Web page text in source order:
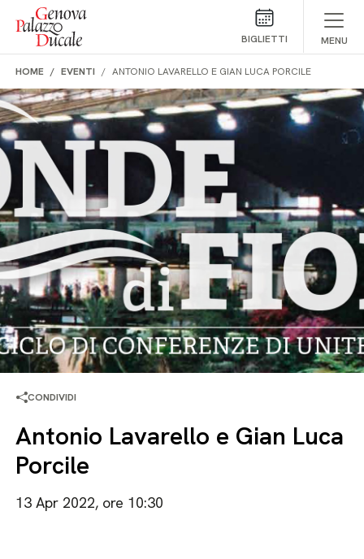
Salta al contenuto
BIGLIETTI MENU
HOME EVENTI ANTONIO LAVARELLO E GIAN LUCA PORCILE
CONDIVIDI
Antonio Lavarello e Gian Luca
Porcile
13 Apr 2022, ore 10:30